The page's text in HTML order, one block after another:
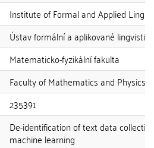
Institute of Formal and Applied
Ústav formální a aplikované lingvistiky
Matematicko-fyzikální fakulta
Faculty of Mathematics and Physics
235391
De-identification of text data
machine learning